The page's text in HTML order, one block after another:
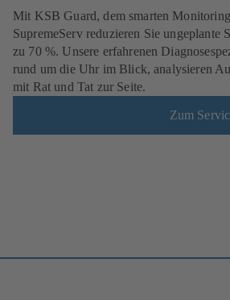
Mit KSB Guard, dem smarten
SupremeServ reduzieren Sie ungeplante
zu 70 %. Unsere erfahrenen
rund um die Uhr im Blick, analysieren
mit Rat und Tat zur Seite.
Zum